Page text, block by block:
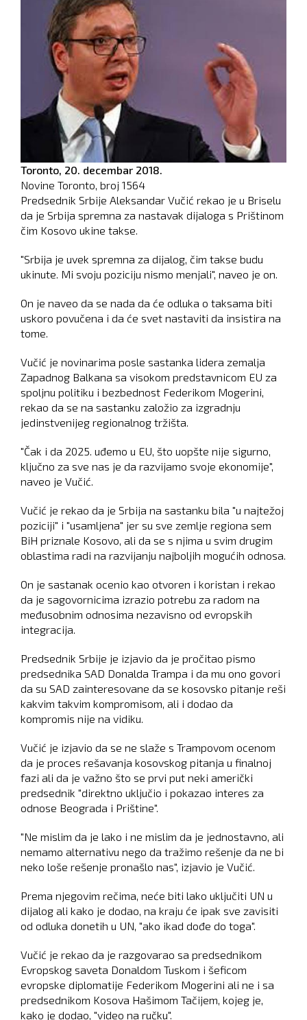
Toronto, 20. decembar 2018.
Novine Toronto, broj 1564
Predsednik Srbije Aleksandar Vučić rekao je u Briselu
da je Srbija spremna za nastavak dijaloga s Prištinom
čim Kosovo ukine takse.
"Srbija je uvek spremna za dijalog, čim takse budu
ukinute. Mi svoju poziciju nismo menjali", naveo je on.
On je naveo da se nada da će odluka o taksama biti
uskoro povučena i da će svet nastaviti da insistira na
tome.
Vučić je novinarima posle sastanka lidera zemalja
Zapadnog Balkana sa visokom predstavnicom EU za
spoljnu politiku i bezbednost Federikom Mogerini,
rekao da se na sastanku založio za izgradnju
jedinstvenijeg regionalnog tržišta.
"Čak i da 2025. uđemo u EU, što uopšte nije sigurno,
ključno za sve nas je da razvijamo svoje ekonomije",
naveo je Vučić.
Vučić je rekao da je Srbija na sastanku bila "u najtežoj
poziciji" i "usamljena" jer su sve zemlje regiona sem
BiH priznale Kosovo, ali da se s njima u svim drugim
oblastima radi na razvijanju najboljih mogućih odnosa.
On je sastanak ocenio kao otvoren i koristan i rekao
da je sagovornicima izrazio potrebu za radom na
međusobnim odnosima nezavisno od evropskih
integracija.
Predsednik Srbije je izjavio da je pročitao pismo
predsednika SAD Donalda Trampa i da mu ono govori
da su SAD zainteresovane da se kosovsko pitanje reši
kakvim takvim kompromisom, ali i dodao da
kompromis nije na vidiku.
Vučić je izjavio da se ne slaže s Trampovom ocenom
da je proces rešavanja kosovskog pitanja u finalnoj
fazi ali da je važno što se prvi put neki američki
predsednik "direktno uključio i pokazao interes za
odnose Beograda i Prištine".
"Ne mislim da je lako i ne mislim da je jednostavno, ali
nemamo alternativu nego da tražimo rešenje da ne bi
neko loše rešenje pronašlo nas", izjavio je Vučić.
Prema njegovim rečima, neće biti lako uključiti UN u
dijalog ali kako je dodao, na kraju će ipak sve zavisiti
od odluka donetih u UN, "ako ikad dođe do toga".
Vučić je rekao da je razgovarao sa predsednikom
Evropskog saveta Donaldom Tuskom i šeficom
evropske diplomatije Federikom Mogerini ali ne i sa
predsednikom Kosova Hašimom Tačijem, kojeg je,
kako je dodao, "video na ručku".